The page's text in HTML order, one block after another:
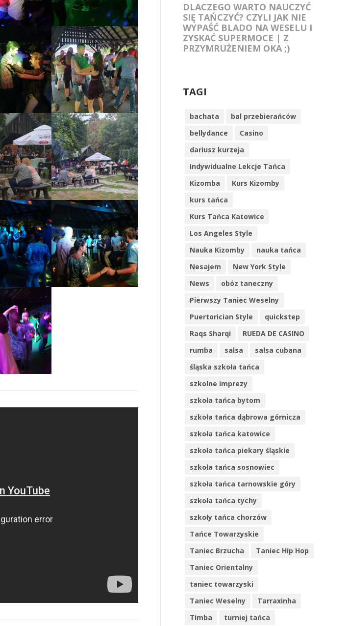
DLACZEGO WARTO NAUCZYĆ
SIĘ TAŃCZYĆ? CZYLI JAK NIE
WYPAŚĆ BLADO NA WESELU I
ZYSKAĆ SUPERMOCE | Z
PRZYMRUŻENIEM OKA ;)
TAGI
bachata
bal przebierańców
bellydance
Casino
dariusz kurzeja
Indywidualne Lekcje Tańca
Kizomba
Kurs Kizomby
kurs tańca
Kurs Tańca Katowice
Los Angeles Style
Nauka Kizomby
nauka tańca
Nesajem
New York Style
News
obóz taneczny
Pierwszy Taniec Weselny
Puertorician Style
quickstep
Raqs Sharqi
RUEDA DE CASINO
rumba
salsa
salsa cubana
śląska szkoła tańca
szkolne imprezy
szkoła tańca bytom
szkoła tańca dąbrowa górnicza
szkoła tańca katowice
szkoła tańca piekary śląskie
szkoła tańca sosnowiec
szkoła tańca tarnowskie góry
szkoła tańca tychy
szkoły tańca chorzów
Tańce Towarzyskie
Taniec Brzucha
Taniec Hip Hop
Taniec Orientalny
taniec towarzyski
Taniec Weselny
Tarraxinha
Timba
turniej tańca